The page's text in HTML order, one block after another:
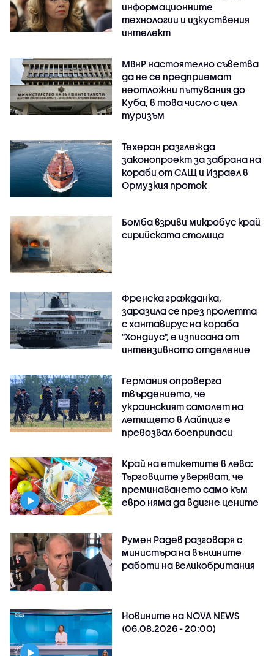
информационните
технологии и изкуствения
интелект
МВнР настоятелно съветва
да не се предприемат
неотложни пътувания до
Куба, в това число с цел
туризъм
Техеран разглежда
законопроект за забрана на
кораби от САЩ и Израел в
Ормузкия проток
Бомба взриви микробус край
сирийската столица
Френска гражданка,
заразила се през пролетта
с хантавирус на кораба
"Хондиус", е изписана от
интензивното отделение
Германия опроверга
твърдението, че
украинският самолет на
летището в Лайпциг е
превозвал боеприпаси
Край на етикетите в лева:
Търговците уверяват, че
преминаването само към
евро няма да вдигне цените
Румен Радев разговаря с
министъра на външните
работи на Великобритания
Новините на NOVA NEWS
(06.08.2026 - 20:00)